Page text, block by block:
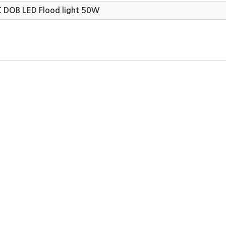
DOB LED Flood light 50W